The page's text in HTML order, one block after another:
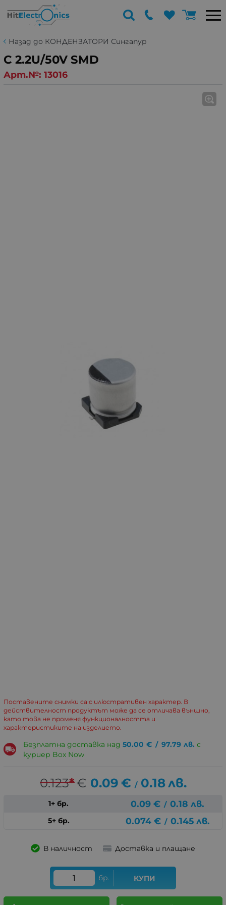
Назад до КОНДЕНЗАТОРИ Сингапур
C 2.2U/50V SMD
Арт.№: 13016
Поставените снимки са с илюстративен характер. В
действителност продуктът може да се отличава външно,
като това не променя функционалността и
характеристиките на изделието.
Безплатна доставка над 50.00 € / 97.79 лв. с
куриер Box Now
0.123*€ 0.09 € / 0.18лв.
1+ бр. 0.09 € / 0.18 лв.
5+ бр. 0.074 € / 0.145 лв.
В наличност Доставка и плащане
бр. КУПИ